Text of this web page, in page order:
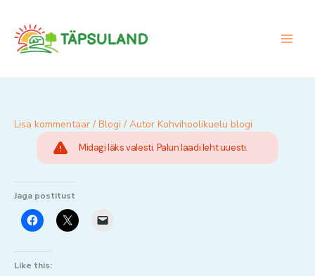
content
Lisa kommentaar / Blogi / Autor Kohvihoolikuelu blogi
Midagi läks valesti. Palun laadi leht uuesti.
Jaga postitust
Like this: